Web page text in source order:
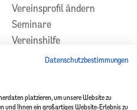
Vereinsprofil ändern
Seminare
Vereinshilfe
KontaktDatenschutzbestimmungen
platzieren, um unsere Website zu
und Ihnen ein großartiges Website-Erlebnis zu